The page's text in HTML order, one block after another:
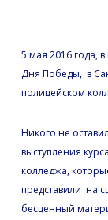
5 мая 2016 года,
Дня Победы, в
полицейском
Никого не
выступления
колледжа,
представили на
бесценный